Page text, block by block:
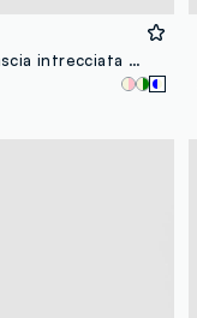
Sandali beige flat con fascia intrecciata con ricami